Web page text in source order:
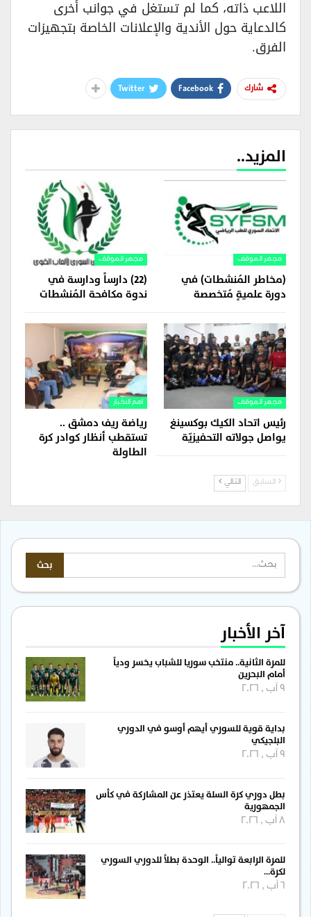
اللاعب ذاته، كما لم تستغل في جوانب أخرى
كالدعاية حول الأندية والإعلانات الخاصة بتجهيزات
الفرق.
شارك Facebook
Twitter
المزيد..
مجهر الموقف
(مخاطر المُنشطات) في
دورة علميةٍ مُتخصصة
مجهر الموقف
(22) دارساً ودارسة في
ندوة مكافحة المُنشطات
مجهر الموقف
رئيس اتحاد الكيك بوكسينغ
يواصل جولاته التحفيزيّة
اهم الاخبار
رياضة ريف دمشق ..
تستقطب أنظار كوادر كرة
الطاولة
السابق التالي
آخر الأخبار
للمرة الثانية.. منتخب سوريا للشباب يخسر ودياً
أمام البحرين
بداية قوية للسوري أيهم أوسو في الدوري
البلجيكي
بطل دوري كرة السلة يعتذر عن المشاركة في كأس
الجمهورية
للمرة الرابعة توالياً.. الوحدة بطلاً للدوري السوري
لكرة…